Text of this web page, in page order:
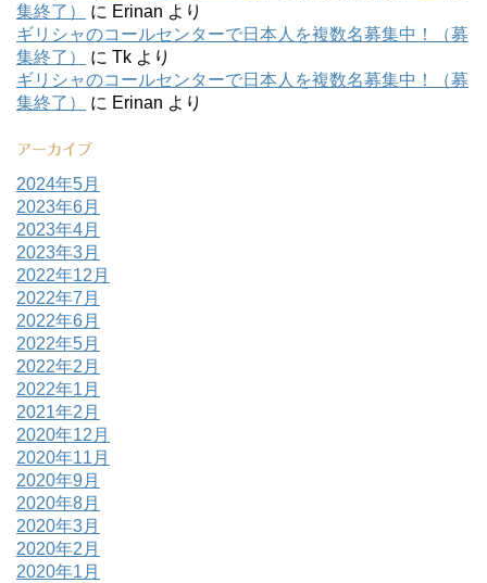
集終了）
に Erinan より
ギリシャのコールセンターで日本人を複数名募集中！（募
集終了）
に Tk より
ギリシャのコールセンターで日本人を複数名募集中！（募
集終了）
に Erinan より
アーカイブ
2024年5月
2023年6月
2023年4月
2023年3月
2022年12月
2022年7月
2022年6月
2022年5月
2022年2月
2022年1月
2021年2月
2020年12月
2020年11月
2020年9月
2020年8月
2020年3月
2020年2月
2020年1月